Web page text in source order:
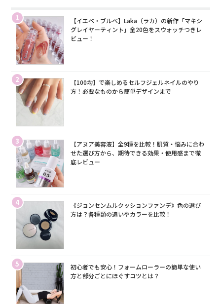
1
【イエベ・ブルベ】Laka（ラカ）の新作「マキシ
グレイヤーティント」全20色をスウォッチつきレ
ビュー！
2
【100均】で楽しめるセルフジェルネイルのやり
方！必要なものから簡単デザインまで
3
【アヌア美容液】全9種を比較！肌質・悩みに合わ
せた選び方から、期待できる効果・使用感まで徹
底レビュー
4
《ジョンセンムルクッションファンデ》色の選び
方は？各種類の違いやカラーを比較！
5
初心者でも安心！フォームローラーの簡単な使い
方と部分ごとにほぐすコツとは？